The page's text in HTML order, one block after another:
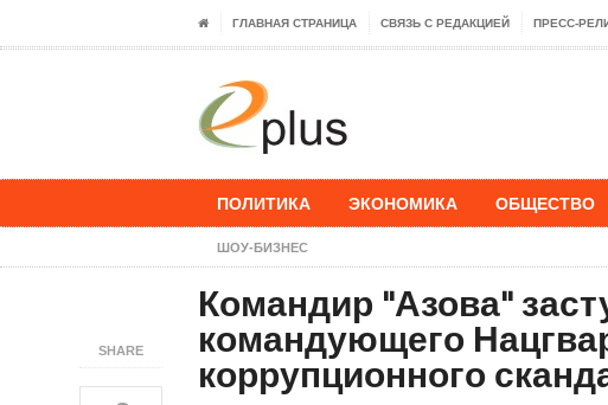
ГЛАВНАЯ СТРАНИЦА СВЯЗЬ С РЕДАКЦИЕЙ ПРЕСС-
ПОЛИТИКА ЭКОНОМИКА ОБЩЕСТВО
ШОУ-БИЗНЕС
SHARE
Командир "Азова"
командующего
коррупционного